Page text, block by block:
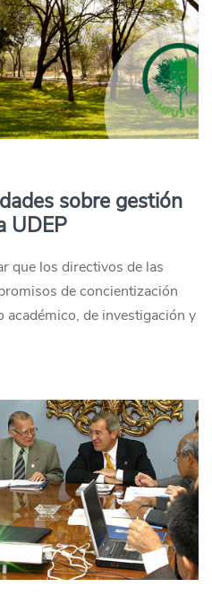
sobre gestión
UDEP
que los directivos de las
de concientización
académico, de investigación y